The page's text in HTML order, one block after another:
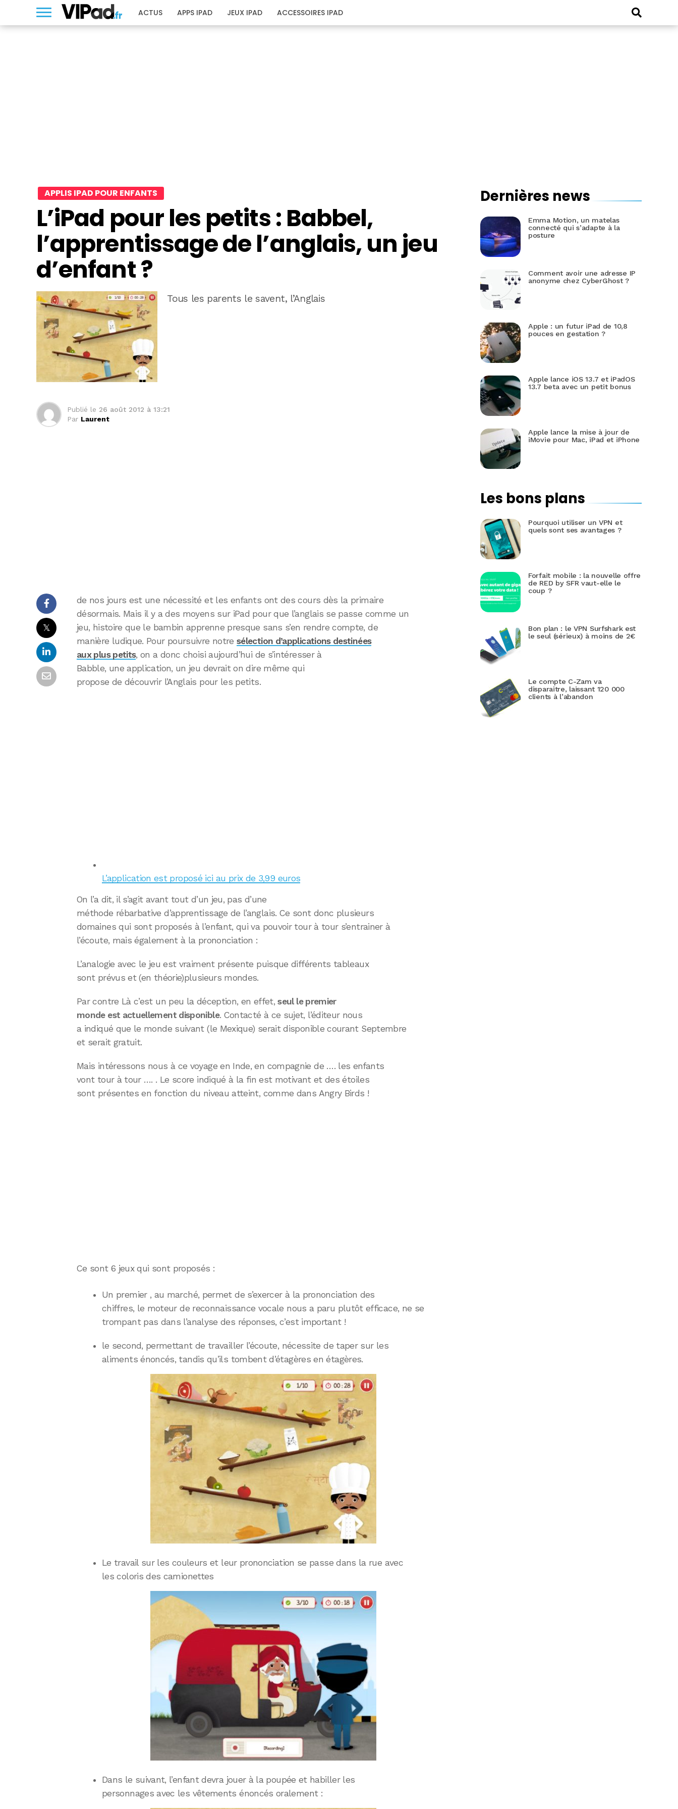
ACTUS APPS IPAD JEUX IPAD ACCESSOIRES IPAD
APPLIS IPAD POUR ENFANTS
L’iPad pour les petits : Babbel,
l’apprentissage de l’anglais, un jeu
d’enfant ?
Tous les parents le savent, l’Anglais
Publié le 26 août 2012 à 13:21
Par Laurent
𝕏
de nos jours est une nécessité et les enfants ont des cours dès la primaire
désormais. Mais il y a des moyens sur iPad pour que l’anglais se passe comme un
jeu, histoire que le bambin apprenne presque sans s’en rendre compte, de
manière ludique. Pour poursuivre notresélection d’applications destinées
aux plus petits, on a donc choisi aujourd’hui de s’intéresser à
Babble, une application, un jeu devrait on dire même qui
propose de découvrir l’Anglais pour les petits.
L’application est proposé ici au prix de 3,99 euros
On l’a dit, il s’agit avant tout d’un jeu, pas d’une
méthode rébarbative d’apprentissage de l’anglais. Ce sont donc plusieurs
domaines qui sont proposés à l’enfant, qui va pouvoir tour à tour s’entrainer à
l’écoute, mais également à la prononciation :
L’analogie avec le jeu est vraiment présente puisque différents tableaux
sont prévus et (en théorie)plusieurs mondes.
Par contre Là c’est un peu la déception, en effet,seul le premier
monde est actuellement disponible. Contacté à ce sujet, l’éditeur nous
a indiqué que le monde suivant (le Mexique) serait disponible courant Septembre
et serait gratuit.
Mais intéressons nous à ce voyage en Inde, en compagnie de …. les enfants
vont tour à tour …. . Le score indiqué à la fin est motivant et des étoiles
sont présentes en fonction du niveau atteint, comme dans Angry Birds !
Ce sont 6 jeux qui sont proposés :
Un premier , au marché, permet de s’exercer à la prononciation des
chiffres, le moteur de reconnaissance vocale nous a paru plutôt efficace, ne se
trompant pas dans l’analyse des réponses, c’est important !
le second, permettant de travailler l’écoute, nécessite de taper sur les
aliments énoncés, tandis qu’ils tombent d’étagères en étagères.
Le travail sur les couleurs et leur prononciation se passe dans la rue avec
les coloris des camionettes
Dans le suivant, l’enfant devra jouer à la poupée et habiller les
personnages avec les vêtements énoncés oralement :
Dernières news
Emma Motion, un matelas
connecté qui s’adapte à la
posture
Comment avoir une adresse IP
anonyme chez CyberGhost ?
Apple : un futur iPad de 10,8
pouces en gestation ?
Apple lance iOS 13.7 et iPadOS
13.7 beta avec un petit bonus
Apple lance la mise à jour de
iMovie pour Mac, iPad et iPhone
Les bons plans
Pourquoi utiliser un VPN et
quels sont ses avantages ?
Forfait mobile : la nouvelle offre
de RED by SFR vaut-elle le
coup ?
Bon plan : le VPN Surfshark est
le seul (sérieux) à moins de 2€
Le compte C-Zam va
disparaitre, laissant 120 000
clients à l’abandon